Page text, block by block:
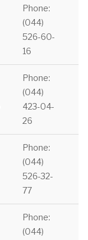
Phone:
(044)
526-60-
16
Phone:
(044)
423-04-
26
Phone:
(044)
526-32-
77
Phone:
(044)